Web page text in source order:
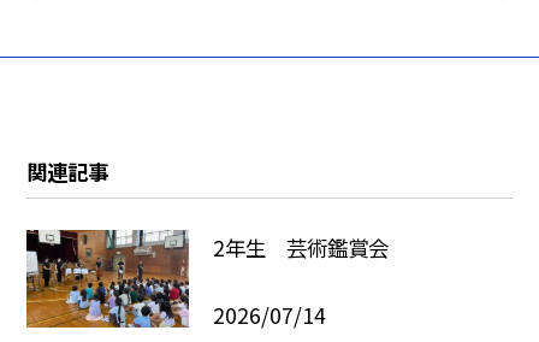
関連記事
2年生 芸術鑑賞会
2026/07/14